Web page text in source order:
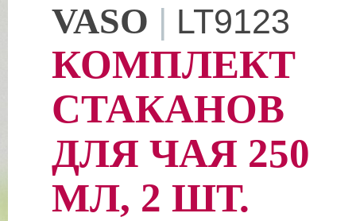
VASO | LT9123
КОМПЛЕКТ
СТАКАНОВ
ДЛЯ ЧАЯ 250
МЛ, 2 ШТ.